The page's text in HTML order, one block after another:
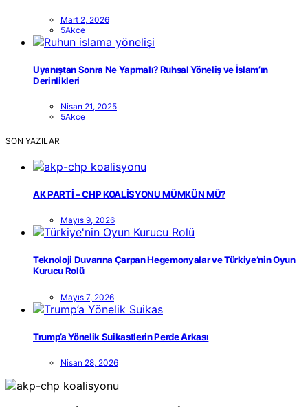
Mart 2, 2026
5Akce
Uyanıştan Sonra Ne Yapmalı? Ruhsal Yöneliş ve İslam’ın
Derinlikleri
Nisan 21, 2025
5Akce
SON YAZILAR
AK PARTİ – CHP KOALİSYONU MÜMKÜN MÜ?
Mayıs 9, 2026
Teknoloji Duvarına Çarpan Hegemonyalar ve Türkiye’nin Oyun
Kurucu Rolü
Mayıs 7, 2026
Trump’a Yönelik Suikastlerin Perde Arkası
Nisan 28, 2026